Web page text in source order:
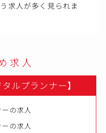
求人が多く見られま
求人
タルプランナー】
の求人
の求人